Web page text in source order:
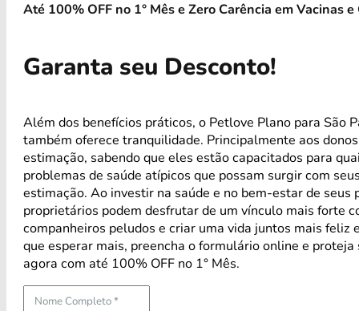
Até 100% OFF no 1° Mês e Zero Carência em Vacinas
Garanta seu Desconto!
Além dos benefícios práticos, o Petlove Plano para São
também oferece tranquilidade. Principalmente aos
estimação, sabendo que eles estão capacitados para
problemas de saúde atípicos que possam surgir com
estimação. Ao investir na saúde e no bem-estar de seus
proprietários podem desfrutar de um vínculo mais forte
companheiros peludos e criar uma vida juntos mais feliz
que esperar mais, preencha o formulário online e proteja
agora com até 100% OFF no 1° Mês.